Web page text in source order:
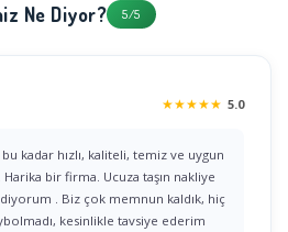
Ne Diyor? 5/5
★★★★★ 5.0
bir firma. Ucuza taşın nakliye
. Biz çok memnun kaldık, hiç
kesinlikle tavsiye ederim